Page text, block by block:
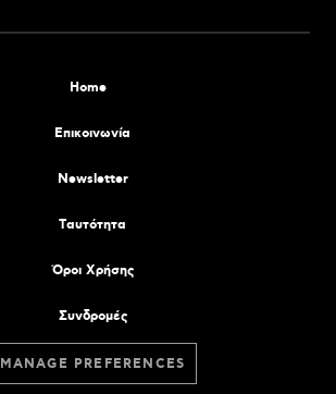
Home
Επικοινωνία
Newsletter
Tαυτότητα
Όροι Χρήσης
Συνδρομές
MANAGE PREFERENCES